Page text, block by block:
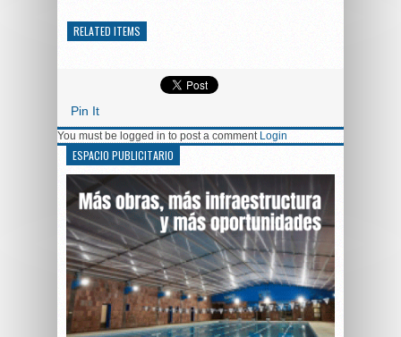
RELATED ITEMS
Pin It
You must be logged in to post a comment Login
ESPACIO PUBLICITARIO